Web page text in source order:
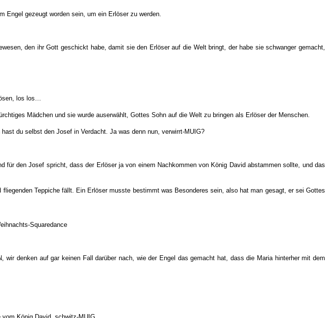
Engel gezeugt worden sein, um ein Erlöser zu werden.
den ihr Gott geschickt habe, damit sie den Erlöser auf die Welt bringt, der habe sie schwanger gemacht,
los los…
Mädchen und sie wurde auserwählt, Gottes Sohn auf die Welt zu bringen als Erlöser der Menschen.
du selbst den Josef in Verdacht. Ja was denn nun, verwirrt-MUIG?
den Josef spricht, dass der Erlöser ja von einem Nachkommen von König David abstammen sollte, und das
Teppiche fällt. Ein Erlöser musste bestimmt was Besonderes sein, also hat man gesagt, er sei Gottes
Squaredance
denken auf gar keinen Fall darüber nach, wie der Engel das gemacht hat, dass die Maria hinterher mit dem